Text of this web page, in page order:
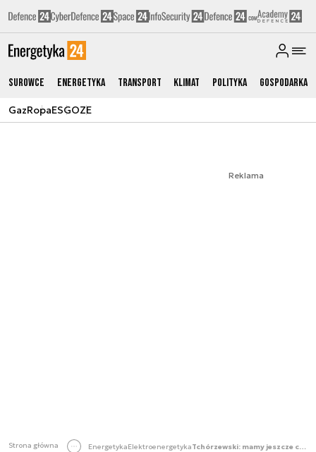
Surowce Energetyka Transport Klimat Polityka Gospodarka
GazRopaESGOZE
Reklama
Strona główna EnergetykaElektroenergetyka Tchórzewski: mamy jeszcze czas na decyzję co z cenami energii w 2020 r.